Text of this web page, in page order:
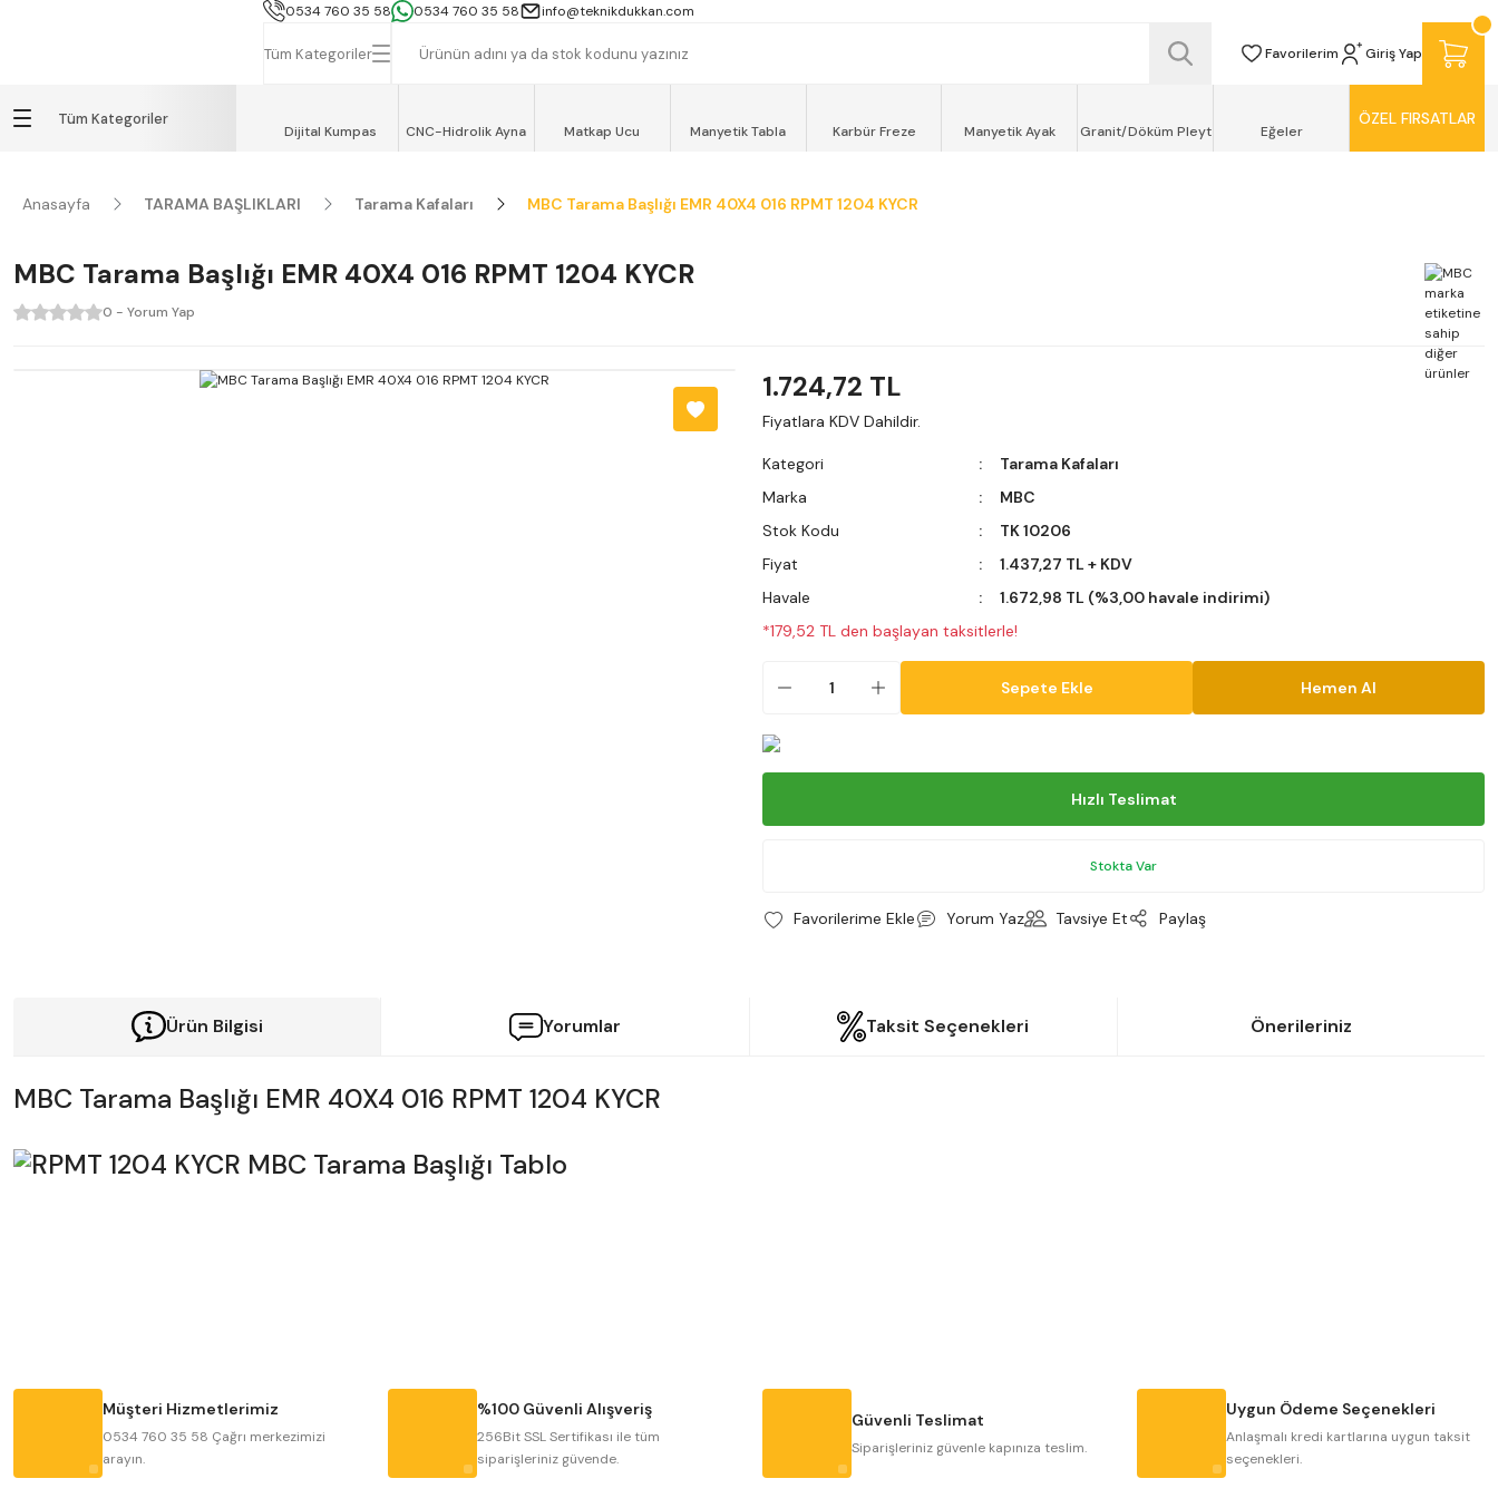
İSTANBUL, TEKİRDAĞ ve GEBZE İÇİN 13000TL ve ÜZERİ ALIŞVERİŞLERİNİZ AYNI GÜN MOTOKURYE İLE ÜCRETSİZ TESLİMAT ŞEKLİNDE KAPINIZDA !
0534 760 35 58 0534 760 35 58 info@teknikdukkan.com
Tüm Kategoriler Favorilerim Giriş Yap
Tüm Kategoriler
Dijital Kumpas CNC-Hidrolik Ayna Matkap Ucu Manyetik Tabla Karbür Freze Manyetik Ayak Granit/Döküm Pleyt Eğeler
ÖZEL FIRSATLAR
Anasayfa TARAMA BAŞLIKLARI Tarama Kafaları MBC Tarama Başlığı EMR 40X4 016 RPMT 1204 KYCR
MBC Tarama Başlığı EMR 40X4 016 RPMT 1204 KYCR
0 - Yorum Yap
1.724,72 TL
Fiyatlara KDV Dahildir.
Kategori
Tarama Kafaları
Marka
MBC
Stok Kodu
TK 10206
Fiyat
1.437,27 TL + KDV
Havale
1.672,98 TL (%3,00 havale indirimi)
*179,52 TL den başlayan taksitlerle!
Sepete Ekle Hemen Al
Hızlı Teslimat
Stokta Var
Yorum Yaz Tavsiye Et Paylaş
Ürün Bilgisi Yorumlar Taksit Seçenekleri Önerileriniz
MBC Tarama Başlığı EMR 40X4 016 RPMT 1204 KYCR
Ürün bilgilerinde hatalar bulunuyor.
Ürün fiyatı diğer sitelerden daha pahalı.
Bu ürüne benzer farklı alternatifler olmalı.
Müşteri Hizmetlerimiz
0534 760 35 58 Çağrı merkezimizi
arayın.
%100 Güvenli Alışveriş
256Bit SSL Sertifikası ile tüm
siparişleriniz güvende.
Güvenli Teslimat
Siparişleriniz güvenle kapınıza teslim.
Uygun Ödeme Seçenekleri
Anlaşmalı kredi kartlarına uygun taksit
seçenekleri.